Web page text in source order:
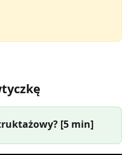
[5 min]